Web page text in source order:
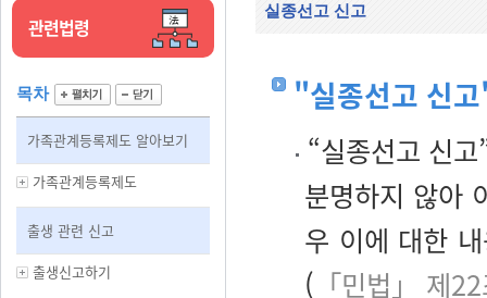
관련법령
목차
가족관계등록제도 알아보기
가족관계등록제도
출생 관련 신고
출생신고하기
실종선고 신고
"실종선고 신
“실종선고 신
분명하지 않아
우 이에 대한
( 「민법」 제